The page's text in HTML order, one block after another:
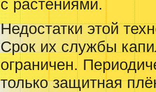
с растениями.
Недостатки этой
Срок их службы
ограничен.
только защитная